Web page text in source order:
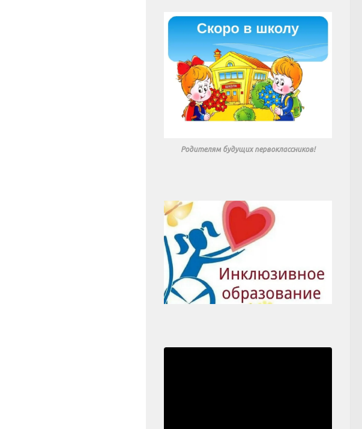
Родителям будущих первоклассников!